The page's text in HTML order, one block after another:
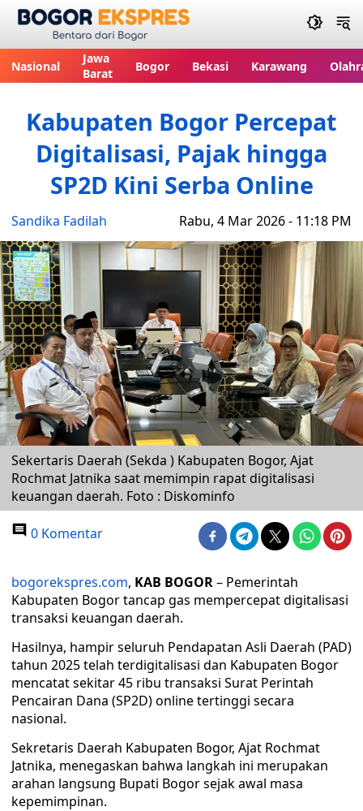
Nasional
Jawa
Barat
Bogor Bekasi Karawang
Kabupaten Bogor Percepat
Digitalisasi, Pajak hingga
SP2D Kini Serba Online
Sandika Fadilah Rabu, 4 Mar 2026 - 11:18 PM
Sekertaris Daerah (Sekda ) Kabupaten Bogor, Ajat
Rochmat Jatnika saat memimpin rapat digitalisasi
keuangan daerah. Foto : Diskominfo
0 Komentar
bogorekspres.com, KAB BOGOR– Pemerintah
Kabupaten Bogor tancap gas mempercepat digitalisasi
transaksi keuangan daerah.
Hasilnya, hampir seluruh Pendapatan Asli Daerah (PAD)
tahun 2025 telah terdigitalisasi dan Kabupaten Bogor
mencatat sekitar 45 ribu transaksi Surat Perintah
Pencairan Dana (SP2D) online tertinggi secara
nasional.
Sekretaris Daerah Kabupaten Bogor, Ajat Rochmat
Jatnika, menegaskan bahwa langkah ini merupakan
arahan langsung Bupati Bogor sejak awal masa
kepemimpinan.